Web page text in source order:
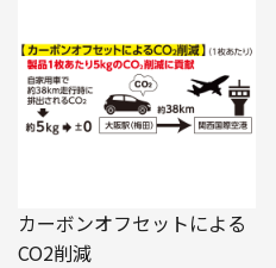
カーボンオフセットによる
CO2削減